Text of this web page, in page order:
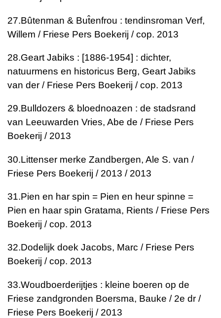
27.Bûtenman & But̂enfrou : tendinsroman Verf,
Willem / Friese Pers Boekerij / cop. 2013
28.Geart Jabiks : [1886-1954] : dichter,
natuurmens en historicus Berg, Geart Jabiks
van der / Friese Pers Boekerij / cop. 2013
29.Bulldozers & bloednoazen : de stadsrand
van Leeuwarden Vries, Abe de / Friese Pers
Boekerij / 2013
30.Littenser merke Zandbergen, Ale S. van /
Friese Pers Boekerij / 2013 / 2013
31.Pien en har spin = Pien en heur spinne =
Pien en haar spin Gratama, Rients / Friese Pers
Boekerij / cop. 2013
32.Dodelijk doek Jacobs, Marc / Friese Pers
Boekerij / cop. 2013
33.Woudboerderijtjes : kleine boeren op de
Friese zandgronden Boersma, Bauke / 2e dr /
Friese Pers Boekerij / 2013